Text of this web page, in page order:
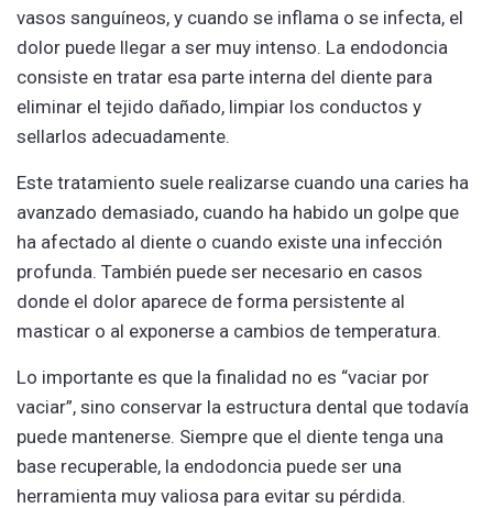
vasos sanguíneos, y cuando se inflama o se infecta, el
dolor puede llegar a ser muy intenso. La endodoncia
consiste en tratar esa parte interna del diente para
eliminar el tejido dañado, limpiar los conductos y
sellarlos adecuadamente.
Este tratamiento suele realizarse cuando una caries ha
avanzado demasiado, cuando ha habido un golpe que
ha afectado al diente o cuando existe una infección
profunda. También puede ser necesario en casos
donde el dolor aparece de forma persistente al
masticar o al exponerse a cambios de temperatura.
Lo importante es que la finalidad no es “vaciar por
vaciar”, sino conservar la estructura dental que todavía
puede mantenerse. Siempre que el diente tenga una
base recuperable, la endodoncia puede ser una
herramienta muy valiosa para evitar su pérdida.